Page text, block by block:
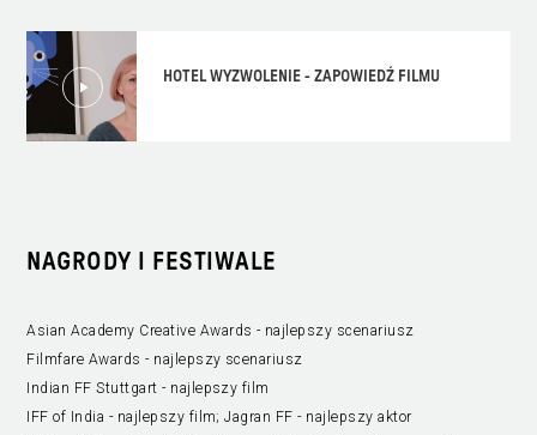
HOTEL WYZWOLENIE - ZAPOWIEDŹ FILMU
NAGRODY I FESTIWALE
Asian Academy Creative Awards - najlepszy scenariusz
Filmfare Awards - najlepszy scenariusz
Indian FF Stuttgart - najlepszy film
IFF of India - najlepszy film; Jagran FF - najlepszy aktor